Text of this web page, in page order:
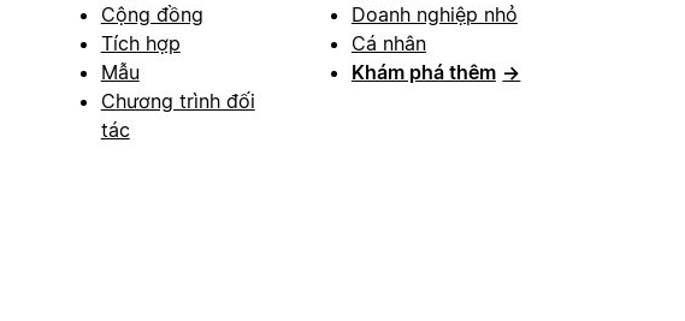
Cộng đồng
Tích hợp
Mẫu
Chương trình đối
tác
Doanh nghiệp nhỏ
Cá nhân
Khám phá thêm →